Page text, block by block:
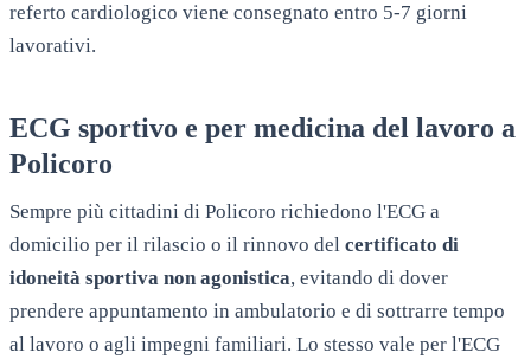
referto cardiologico viene consegnato entro 5-7 giorni
lavorativi.
ECG sportivo e per medicina del lavoro a
Policoro
Sempre più cittadini di Policoro richiedono l'ECG a
domicilio per il rilascio o il rinnovo del certificato di
idoneità sportiva non agonistica, evitando di dover
prendere appuntamento in ambulatorio e di sottrarre tempo
al lavoro o agli impegni familiari. Lo stesso vale per l'ECG